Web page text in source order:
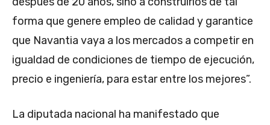
forma que genere empleo de calidad y garantice
que Navantia vaya a los mercados a competir en
igualdad de condiciones de tiempo de ejecución,
precio e ingeniería, para estar entre los mejores”.
La diputada nacional ha manifestado que